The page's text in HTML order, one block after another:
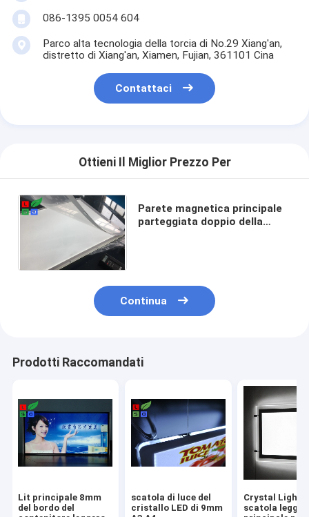
086-1395 0054 604
Parco alta tecnologia della torcia di No.29 Xiang'an,
distretto di Xiang'an, Xiamen, Fujian, 361101 Cina
Contattaci
Ottieni Il Miglior Prezzo Per
Parete magnetica principale
parteggiata doppio della
Continua
Prodotti Raccomandati
Lit principale 8mm
del bordo del
scatola di luce del
cristallo LED di 9mm
Crystal Light
scatola